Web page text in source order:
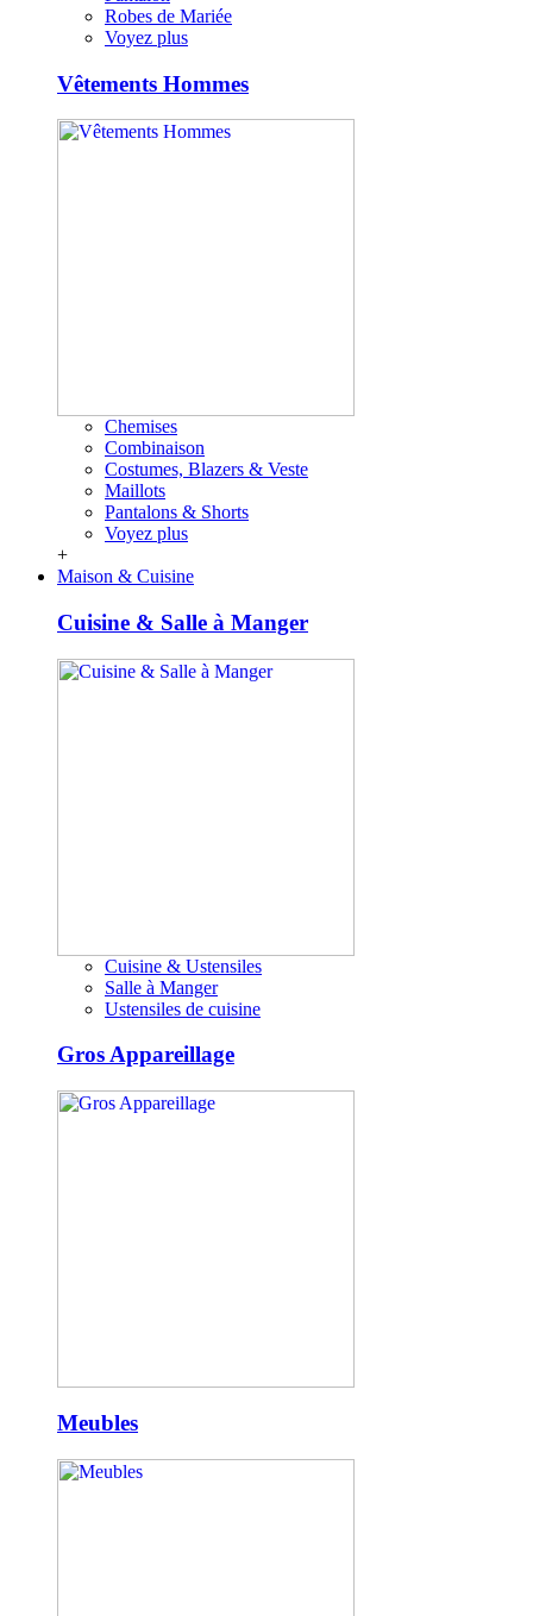
Robes de Mariée
Voyez plus
Vêtements Hommes
Chemises
Combinaison
Costumes, Blazers & Veste
Maillots
Pantalons & Shorts
Voyez plus
+
Maison & Cuisine
Cuisine & Salle à Manger
Cuisine & Ustensiles
Salle à Manger
Ustensiles de cuisine
Gros Appareillage
Meubles